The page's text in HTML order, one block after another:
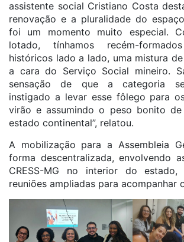
assistente social Cristiano Costa
renovação e a pluralidade do
foi um momento muito especial.
lotado, tínhamos recém-
históricos lado a lado, uma mistura
a cara do Serviço Social mineiro.
sensação de que a categoria se
instigado a levar esse fôlego para
virão e assumindo o peso bonito de
estado continental”, relatou.
A mobilização para a Assembleia
forma descentralizada, envolvendo
CRESS-MG no interior do estado,
reuniões ampliadas para acompanhar